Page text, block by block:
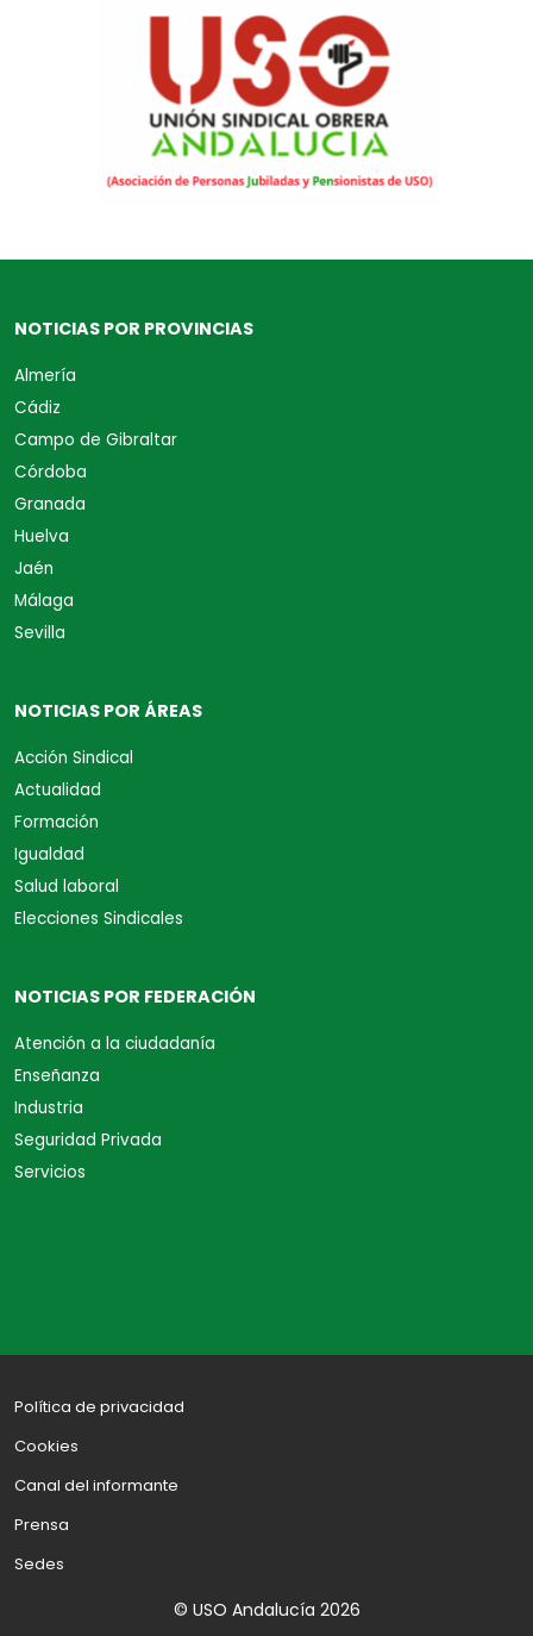
NOTICIAS POR PROVINCIAS
Almería
Cádiz
Campo de Gibraltar
Córdoba
Granada
Huelva
Jaén
Málaga
Sevilla
NOTICIAS POR ÁREAS
Acción Sindical
Actualidad
Formación
Igualdad
Salud laboral
Elecciones Sindicales
NOTICIAS POR FEDERACIÓN
Atención a la ciudadanía
Enseñanza
Industria
Seguridad Privada
Servicios
Política de privacidad
Cookies
Canal del informante
Prensa
Sedes
© USO Andalucía 2026